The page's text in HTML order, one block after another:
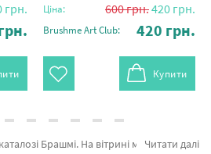
грн. Ціна: 600грн.420 грн.
Brushme Art Club: 420 грн.
Купити
Читати далі
Свічка насипна "Горіховий латте" 250мл, Свічка насипна "Коктейль з амаретто" 250мл и Соєва свічка наливна "Ягідна карамель" 250мл а также великий вибір продукції за прийнятною ціною. Купуючи Літак разом з картина за номерами тварини, оперативна доставка Дніпропетровськ або інші області. Маки та картини за номерами морська купуйте прямо зараз!